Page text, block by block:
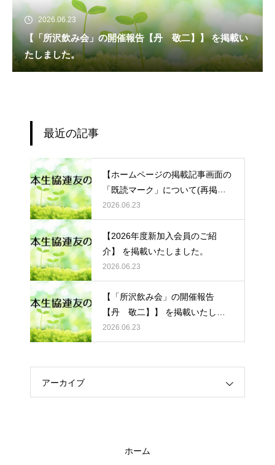
2026.06.23
【「所沢飲み会」の開催報告【丹 敬二】】 を掲載い
たしました。
最近の記事
【ホームページの掲載記事画面の
「既読マーク」について(再掲
載)】 を掲載いたしました。
2026.06.23
【2026年度新加入会員のご紹
介】 を掲載いたしました。
2026.06.23
【「所沢飲み会」の開催報告
【丹 敬二】】 を掲載いたしま
した。
2026.06.23
アーカイブ
ホーム